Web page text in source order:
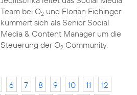
Team bei O2und Florian Eichinger
kümmert sich als Senior Social
Media & Content Manager um die
Steuerung der O2Community.
6 7 8 9 10 11
12